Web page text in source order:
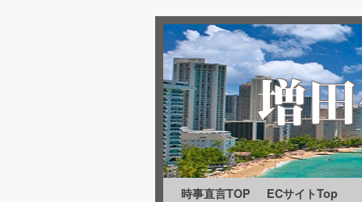
メインコンテンツへ移動
サブコンテンツへ移動
時事直言TOP ECサイトTop